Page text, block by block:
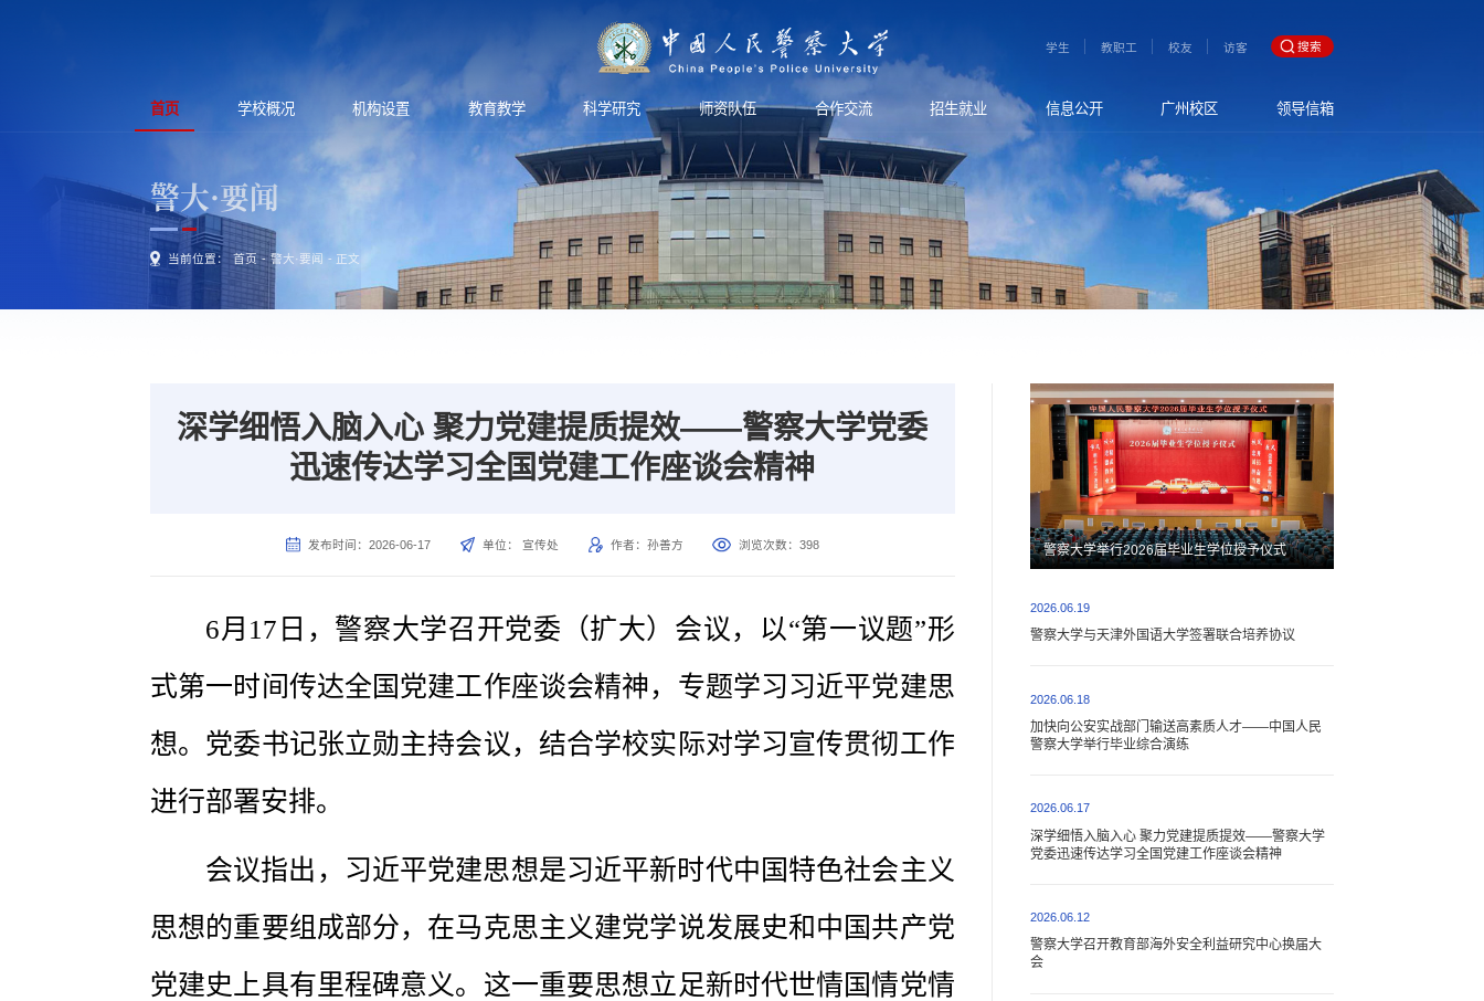
学生 教职工 校友 访客 搜索
首页 学校概况 机构设置 教育教学 科学研究 师资队伍 合作交流 招生就业 信息公开 广州校区 领导信箱
警大·要闻
当前位置： 首页 - 警大·要闻 - 正文
深学细悟入脑入心 聚力党建提质提效——警察大学党委
迅速传达学习全国党建工作座谈会精神
发布时间：2026-06-17 单位： 宣传处 作者：孙善方 浏览次数： 398
6月17日，警察大学召开党委（扩大）会议，以“第一议题”形
式第一时间传达全国党建工作座谈会精神，专题学习习近平党建思
想。党委书记张立勋主持会议，结合学校实际对学习宣传贯彻工作
进行部署安排。
会议指出，习近平党建思想是习近平新时代中国特色社会主义
思想的重要组成部分，在马克思主义建党学说发展史和中国共产党
党建史上具有里程碑意义。这一重要思想立足新时代世情国情党情
警察大学举行2026届毕业生学位授予仪式
2026.06.19
警察大学与天津外国语大学签署联合培养协议
2026.06.18
加快向公安实战部门输送高素质人才——中国人民
警察大学举行毕业综合演练
2026.06.17
深学细悟入脑入心 聚力党建提质提效——警察大学
党委迅速传达学习全国党建工作座谈会精神
2026.06.12
警察大学召开教育部海外安全利益研究中心换届大
会